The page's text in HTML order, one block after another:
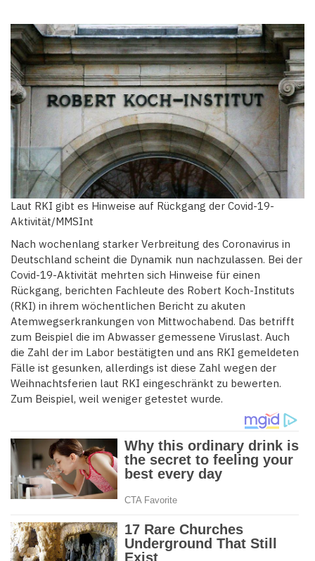
Laut RKI gibt es Hinweise auf Rückgang der Covid-19-
Aktivität/MMSInt
Nach wochenlang starker Verbreitung des Coronavirus in
Deutschland scheint die Dynamik nun nachzulassen. Bei der
Covid-19-Aktivität mehrten sich Hinweise für einen
Rückgang, berichten Fachleute des Robert Koch-Instituts
(RKI) in ihrem wöchentlichen Bericht zu akuten
Atemwegserkrankungen von Mittwochabend. Das betrifft
zum Beispiel die im Abwasser gemessene Viruslast. Auch
die Zahl der im Labor bestätigten und ans RKI gemeldeten
Fälle ist gesunken, allerdings ist diese Zahl wegen der
Weihnachtsferien laut RKI eingeschränkt zu bewerten.
Zum Beispiel, weil weniger getestet wurde.